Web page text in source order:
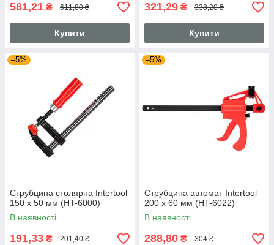
581,21 ₴ 611,80 ₴
Купити
321,29 ₴ 338,20 ₴
Купити
–5%
Струбцина столярна Intertool
150 х 50 мм (HT-6000)
В наявності
191,33 ₴ 201,40 ₴
–5%
Струбцина автомат Intertool
200 х 60 мм (HT-6022)
В наявності
288,80 ₴ 304 ₴